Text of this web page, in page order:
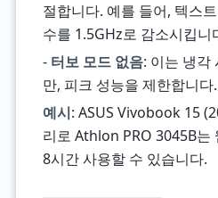
절합니다. 예를 들어, 텍스
수를 1.5GHz로 감소시킵니
- 터보 모드 없음: 이는 냉각
만, 피크 성능을 제한합니다.
예시: ASUS Vivobook 15
리로 Athlon PRO 3045B는
8시간 사용할 수 있습니다.